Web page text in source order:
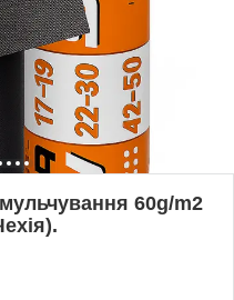
60g/m2